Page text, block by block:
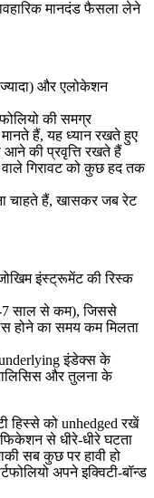
मानदंड फैसला लेने
और एलोकेशन
की समग्र
हैं, यह ध्यान रखते हुए
की प्रवृत्ति रखते हैं
गिरावट को कुछ हद तक
चाहते हैं, खासकर जब रेट
इंस्ट्रूमेंट की रिस्क
7 साल से कम), जिससे
होने का समय कम मिलता
underlying इंडेक्स के
और तुलना के
हिस्से को unhedged रखें
से धीरे-धीरे घटता
सब कुछ पर हावी हो
अपने इक्विटी-बॉन्ड